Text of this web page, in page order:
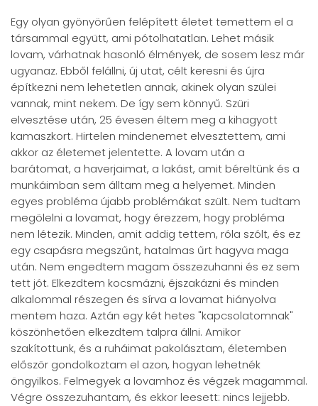
Egy olyan gyönyörűen felépített életet temettem el a
társammal együtt, ami pótolhatatlan. Lehet másik
lovam, várhatnak hasonló élmények, de sosem lesz már
ugyanaz. Ebből felállni, új utat, célt keresni és újra
építkezni nem lehetetlen annak, akinek olyan szülei
vannak, mint nekem. De így sem könnyű. Szüri
elvesztése után, 25 évesen éltem meg a kihagyott
kamaszkort. Hirtelen mindenemet elvesztettem, ami
akkor az életemet jelentette. A lovam után a
barátomat, a haverjaimat, a lakást, amit béreltünk és a
munkáimban sem álltam meg a helyemet. Minden
egyes probléma újabb problémákat szült. Nem tudtam
megölelni a lovamat, hogy érezzem, hogy probléma
nem létezik. Minden, amit addig tettem, róla szólt, és ez
egy csapásra megszűnt, hatalmas űrt hagyva maga
után. Nem engedtem magam összezuhanni és ez sem
tett jót. Elkezdtem kocsmázni, éjszakázni és minden
alkalommal részegen és sírva a lovamat hiányolva
mentem haza. Aztán egy két hetes "kapcsolatomnak"
köszönhetően elkezdtem talpra állni. Amikor
szakítottunk, és a ruháimat pakolásztam, életemben
először gondolkoztam el azon, hogyan lehetnék
öngyilkos. Felmegyek a lovamhoz és végzek magammal.
Végre összezuhantam, és ekkor leesett: nincs lejjebb.